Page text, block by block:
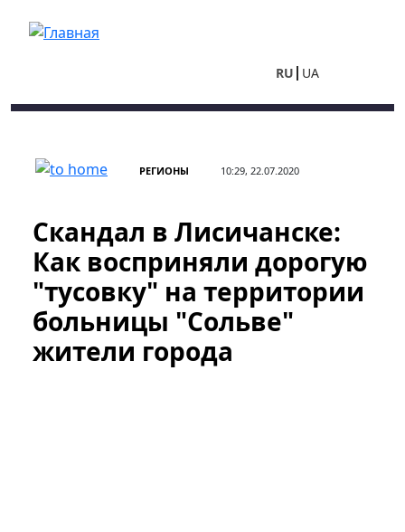
RU UA
РЕГИОНЫ 10:29, 22.07.2020
Скандал в Лисичанске:
Как восприняли дорогую
"тусовку" на территории
больницы "Сольве"
жители города